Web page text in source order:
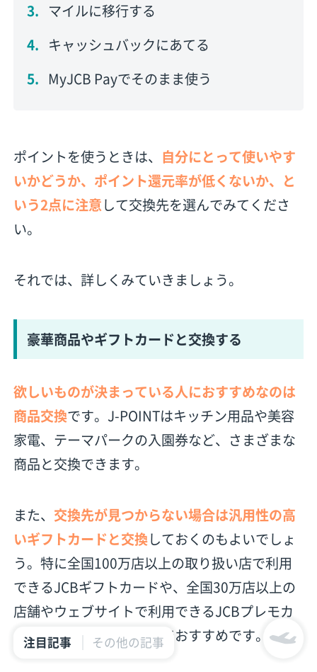
注目記事 その他の記事
マイルに移行する
キャッシュバックにあてる
MyJCB Payでそのまま使う
ポイントを使うときは、 自分にとって使いやす
いかどうか、ポイント還元率が低くないか、と
いう2点に注意して交換先を選んでみてくださ
い。
それでは、詳しくみていきましょう。
豪華商品やギフトカードと交換する
欲しいものが決まっている人におすすめなのは
商品交換です。J-POINTはキッチン用品や美容
家電、テーマパークの入園券など、さまざまな
商品と交換できます。
また、 交換先が見つからない場合は汎用性の高
いギフトカードと交換しておくのもよいでしょ
う。特に全国100万店以上の取り扱い店で利用
できるJCBギフトカードや、全国30万店以上の
店舗やウェブサイトで利用できるJCBプレモカ
ードは使い勝手がよいのでおすすめです。